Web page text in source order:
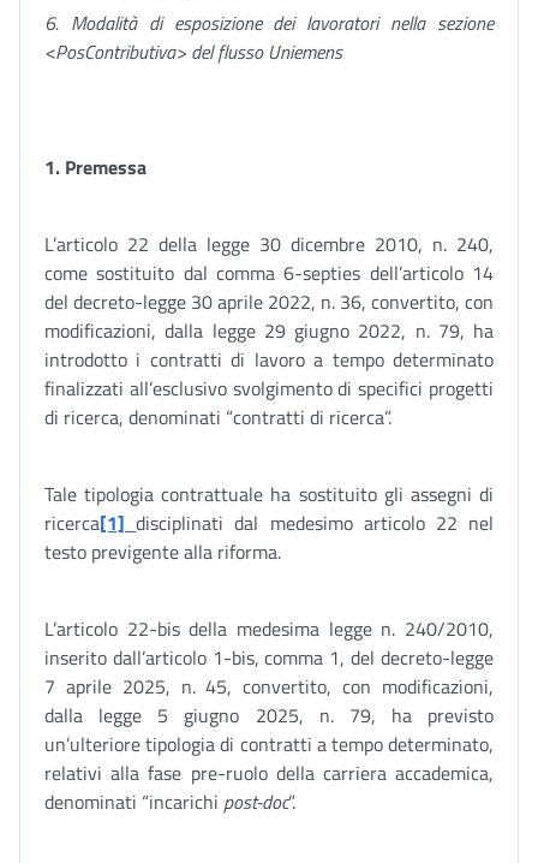
6. Modalità di esposizione dei lavoratori nella sezione
<PosContributiva> del flusso Uniemens
1. Premessa
L’articolo 22 della legge 30 dicembre 2010, n. 240,
come sostituito dal comma 6-septies dell’articolo 14
del decreto-legge 30 aprile 2022, n. 36, convertito, con
modificazioni, dalla legge 29 giugno 2022, n. 79, ha
introdotto i contratti di lavoro a tempo determinato
finalizzati all’esclusivo svolgimento di specifici progetti
di ricerca, denominati “contratti di ricerca”.
Tale tipologia contrattuale ha sostituito gli assegni di
ricerca[1]disciplinati dal medesimo articolo 22 nel
testo previgente alla riforma.
L’articolo 22-bis della medesima legge n. 240/2010,
inserito dall’articolo 1-bis, comma 1, del decreto-legge
7 aprile 2025, n. 45, convertito, con modificazioni,
dalla legge 5 giugno 2025, n. 79, ha previsto
un’ulteriore tipologia di contratti a tempo determinato,
relativi alla fase pre-ruolo della carriera accademica,
denominati “incarichi post-doc”.